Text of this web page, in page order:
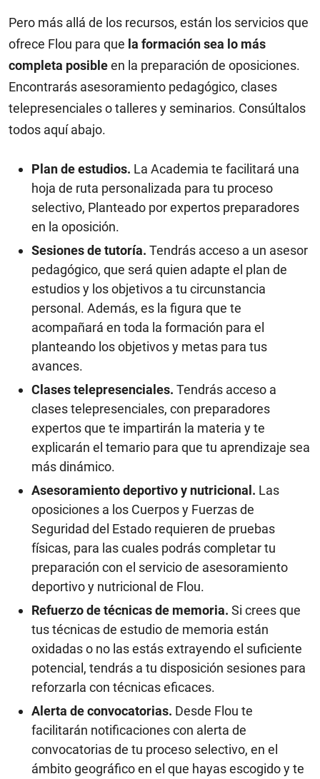
Pero más allá de los recursos, están los servicios que
ofrece Flou para que la formación sea lo más
completa posibleen la preparación de oposiciones.
Encontrarás asesoramiento pedagógico, clases
telepresenciales o talleres y seminarios. Consúltalos
todos aquí abajo.
Plan de estudios. La Academia te facilitará una
hoja de ruta personalizada para tu proceso
selectivo, Planteado por expertos preparadores
en la oposición.
Sesiones de tutoría. Tendrás acceso a un asesor
pedagógico, que será quien adapte el plan de
estudios y los objetivos a tu circunstancia
personal. Además, es la figura que te
acompañará en toda la formación para el
planteando los objetivos y metas para tus
avances.
Clases telepresenciales. Tendrás acceso a
clases telepresenciales, con preparadores
expertos que te impartirán la materia y te
explicarán el temario para que tu aprendizaje sea
más dinámico.
Asesoramiento deportivo y nutricional. Las
oposiciones a los Cuerpos y Fuerzas de
Seguridad del Estado requieren de pruebas
físicas, para las cuales podrás completar tu
preparación con el servicio de asesoramiento
deportivo y nutricional de Flou.
Refuerzo de técnicas de memoria. Si crees que
tus técnicas de estudio de memoria están
oxidadas o no las estás extrayendo el suficiente
potencial, tendrás a tu disposición sesiones para
reforzarla con técnicas eficaces.
Alerta de convocatorias. Desde Flou te
facilitarán notificaciones con alerta de
convocatorias de tu proceso selectivo, en el
ámbito geográfico en el que hayas escogido y te